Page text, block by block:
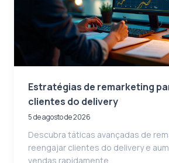
Estratégias de remarketing
clientes do delivery
5 de agosto de 2026
Descubra táticas avançadas de
reengajar clientes do delivery e
vendas rapidamente.